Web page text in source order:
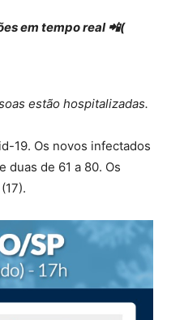
em tempo real 📲(
estão hospitalizadas.
19. Os novos infectados
duas de 61 a 80. Os